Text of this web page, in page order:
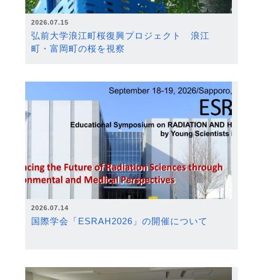
2026.07.15
弘前大学浪江町桜復興プロジェクト 浪江
町・富岡町の桜を視察
2026.07.14
国際学会「ESRAH2026」の開催について